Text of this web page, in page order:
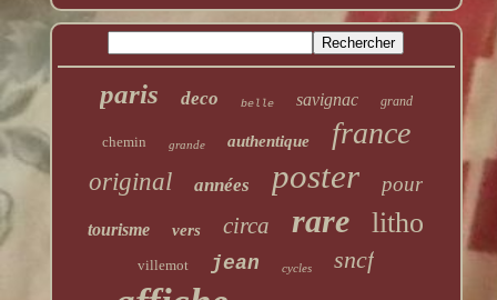
paris deco belle savignac grand
chemin grande authentique france
original années poster pour
tourisme vers circa rare litho
villemot jean cycles sncf